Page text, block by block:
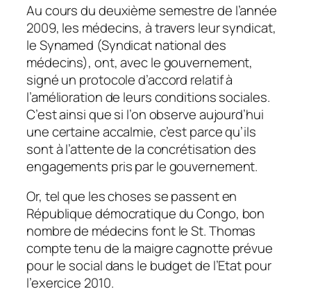
Au cours du deuxième semestre de l’année
2009, les médecins, à travers leur syndicat,
le Synamed (Syndicat national des
médecins), ont, avec le gouvernement,
signé un protocole d’accord relatif à
l’amélioration de leurs conditions sociales.
C’est ainsi que si l’on observe aujourd’hui
une certaine accalmie, c’est parce qu’ils
sont à l’attente de la concrétisation des
engagements pris par le gouvernement.
Or, tel que les choses se passent en
République démocratique du Congo, bon
nombre de médecins font le St. Thomas
compte tenu de la maigre cagnotte prévue
pour le social dans le budget de l’Etat pour
l’exercice 2010.